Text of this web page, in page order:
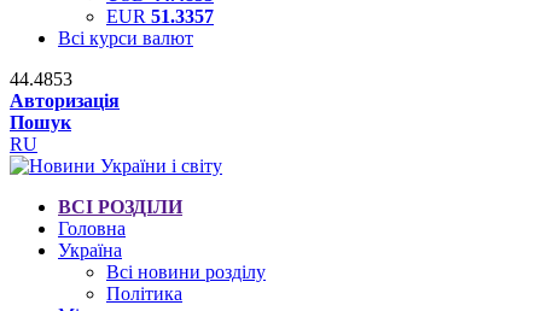
EUR 51.3357
Всі курси валют
44.4853
Авторизація
Пошук
RU
ВСІ РОЗДІЛИ
Головна
Україна
Всі новини розділу
Політика